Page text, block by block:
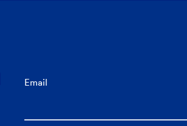
Email